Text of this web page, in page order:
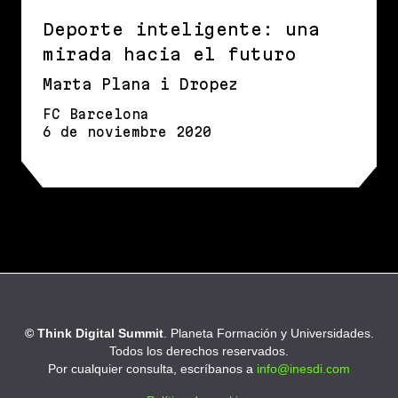
Deporte inteligente: una
mirada hacia el futuro
Marta Plana i Dropez
FC Barcelona
6 de noviembre 2020
© Think Digital Summit. Planeta Formación y Universidades.
Todos los derechos reservados.
Por cualquier consulta, escríbanos a info@inesdi.com